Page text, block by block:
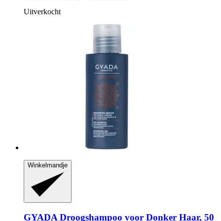
Uitverkocht
Winkelmandje
GYADA Droogshampoo voor Donker Haar, 50